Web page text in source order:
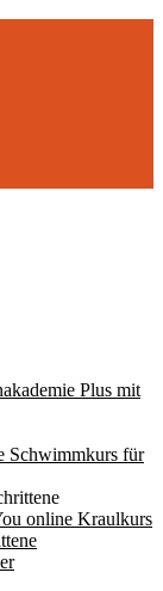
Plus mit
Schwimmkurs für
online Kraulkurs